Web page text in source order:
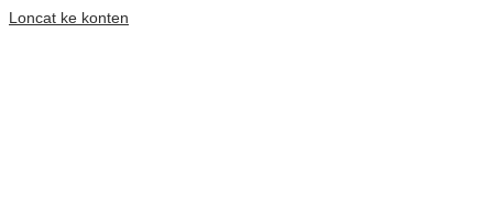
Loncat ke konten